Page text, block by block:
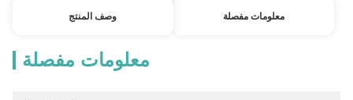
معلومات مفصلة وصف المنتج
معلومات مفصلة